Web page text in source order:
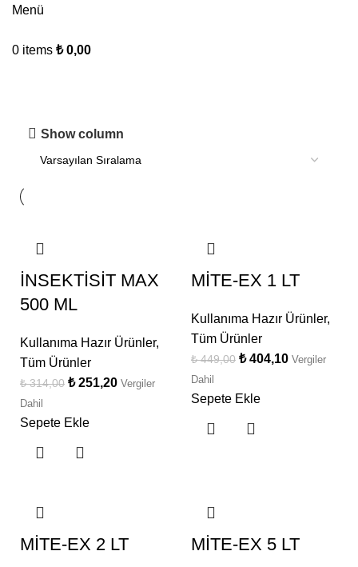
Menü
0 items ₺0,00
Show column
İNSEKTİSİT MAX
500 ML
Kullanıma Hazır Ürünler,
Tüm Ürünler
₺314,00 ₺251,20 Vergiler
Dahil
Sepete Ekle
MİTE-EX 1 LT
Kullanıma Hazır Ürünler,
Tüm Ürünler
₺449,00 ₺404,10 Vergiler
Dahil
Sepete Ekle
MİTE-EX 2 LT MİTE-EX 5 LT